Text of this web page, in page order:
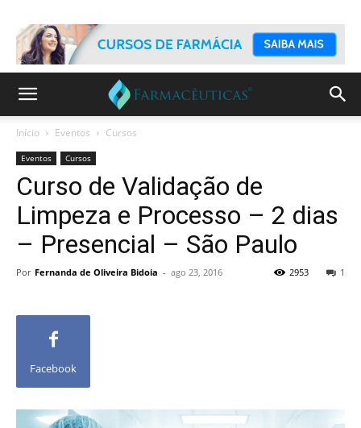
Início Eventos Cursos
Eventos Cursos
Curso de Validação de
Limpeza e Processo – 2 dias
– Presencial – São Paulo
Por Fernanda de Oliveira Bidoia - ago 23, 2016 1
2953
Facebook